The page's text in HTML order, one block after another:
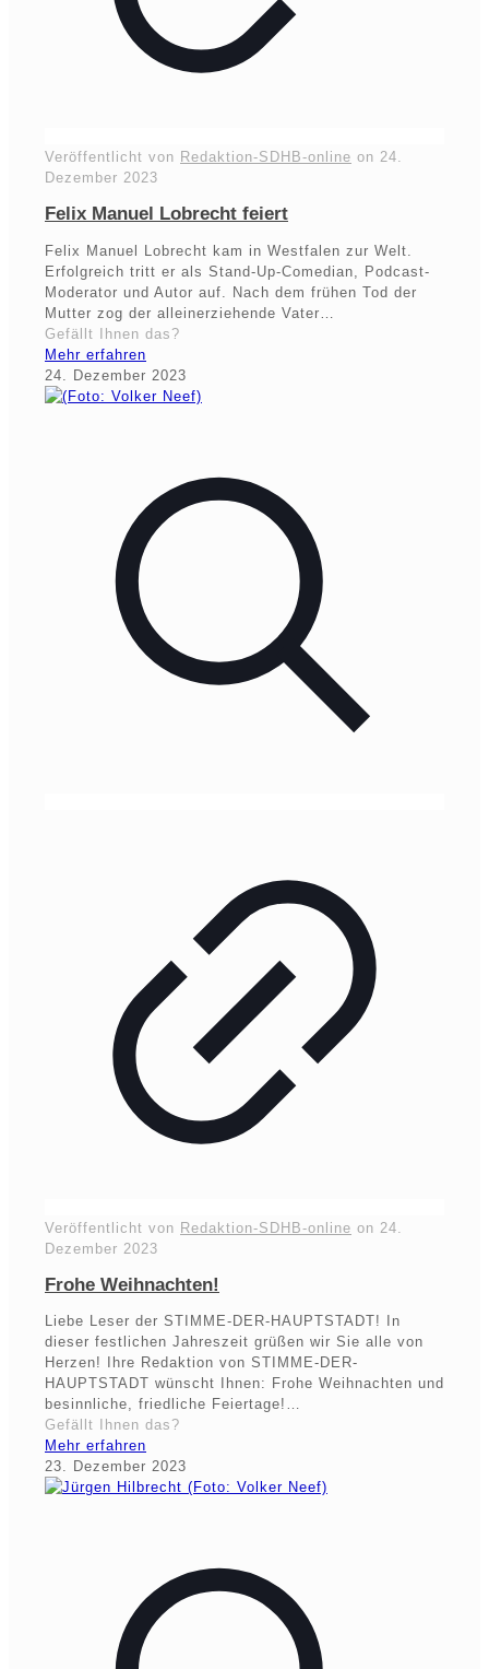
Veröffentlicht von Redaktion-SDHB-online on 24.
Dezember 2023
Felix Manuel Lobrecht feiert
Felix Manuel Lobrecht kam in Westfalen zur Welt.
Erfolgreich tritt er als Stand-Up-Comedian, Podcast-
Moderator und Autor auf. Nach dem frühen Tod der
Mutter zog der alleinerziehende Vater…
Gefällt Ihnen das?
Mehr erfahren
24. Dezember 2023
Veröffentlicht von Redaktion-SDHB-online on 24.
Dezember 2023
Frohe Weihnachten!
Liebe Leser der STIMME-DER-HAUPTSTADT! In
dieser festlichen Jahreszeit grüßen wir Sie alle von
Herzen! Ihre Redaktion von STIMME-DER-
HAUPTSTADT wünscht Ihnen: Frohe Weihnachten und
besinnliche, friedliche Feiertage!…
Gefällt Ihnen das?
Mehr erfahren
23. Dezember 2023